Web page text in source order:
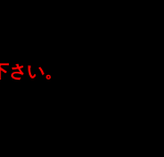
い。